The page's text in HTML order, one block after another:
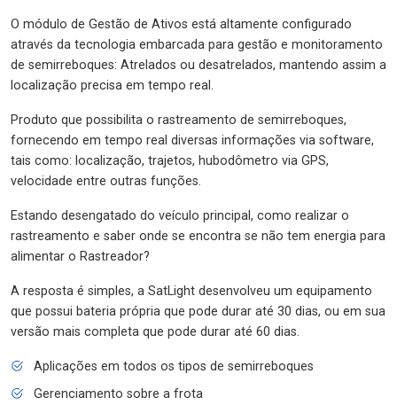
O módulo de Gestão de Ativos está altamente configurado
através da tecnologia embarcada para gestão e monitoramento
de semirreboques: Atrelados ou desatrelados, mantendo assim a
localização precisa em tempo real.
Produto que possibilita o rastreamento de semirreboques,
fornecendo em tempo real diversas informações via software,
tais como: localização, trajetos, hubodômetro via GPS,
velocidade entre outras funções.
Estando desengatado do veículo principal, como realizar o
rastreamento e saber onde se encontra se não tem energia para
alimentar o Rastreador?
A resposta é simples, a SatLight desenvolveu um equipamento
que possui bateria própria que pode durar até 30 dias, ou em sua
versão mais completa que pode durar até 60 dias.
Aplicações em todos os tipos de semirreboques
Gerenciamento sobre a frota